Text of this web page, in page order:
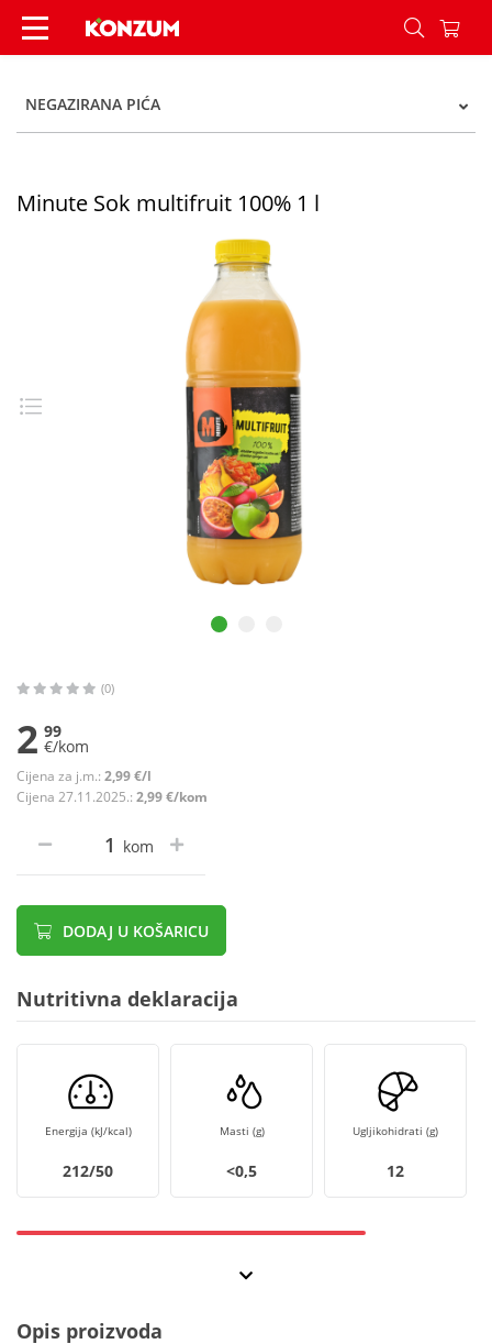
Minute Sok multifruit 100% 1 l - Konzum
NEGAZIRANA PIĆA
Minute Sok multifruit 100% 1 l
(0)
2 99
€/kom
Cijena za j.m.: 2,99 €/l
Cijena 27.11.2025.: 2,99 €/kom
kom
DODAJ U KOŠARICU
Nutritivna deklaracija
Energija (kJ/kcal)
212/50
Masti (g)
<0,5
Ugljikohidrati (g)
12
Opis proizvoda